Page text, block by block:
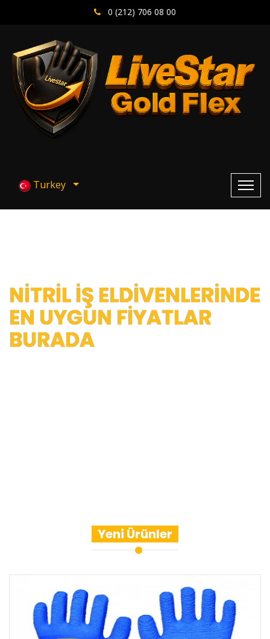
0 (212) 706 08 00
Turkey
NİTRİL İŞ ELDİVENLERİNDE
EN UYGUN FİYATLAR
BURADA
Yeni Ürünler